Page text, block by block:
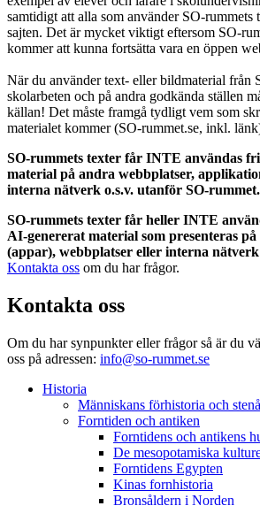
samtidigt att alla som använder SO-rummets
sajten. Det är mycket viktigt eftersom SO-
kommer att kunna fortsätta vara en öppen
När du använder text- eller bildmaterial från
skolarbeten och på andra godkända ställen
källan! Det måste framgå tydligt vem som
materialet kommer (SO-rummet.se, inkl.
SO-rummets texter får INTE användas
material på andra webbplatser,
interna nätverk o.s.v. utanför SO-rummet.
SO-rummets texter får heller INTE
AI-genererat material som presenteras
(appar), webbplatser eller interna
Kontakta oss om du har frågor.
Kontakta oss
Om du har synpunkter eller frågor så är du
oss på adressen: info@so-rummet.se
Historia
Människans förhistoria och
Forntiden och antiken
Forntidens och antikens
De mesopotamiska
Forntidens Egypten
Kinas fornhistoria
Bronsåldern i Norden